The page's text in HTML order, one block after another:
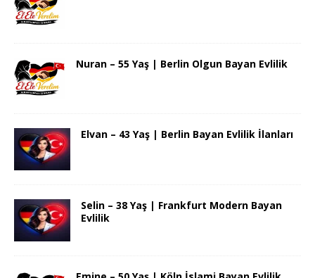
Nuran – 55 Yaş | Berlin Olgun Bayan Evlilik
Elvan – 43 Yaş | Berlin Bayan Evlilik İlanları
Selin – 38 Yaş | Frankfurt Modern Bayan
Evlilik